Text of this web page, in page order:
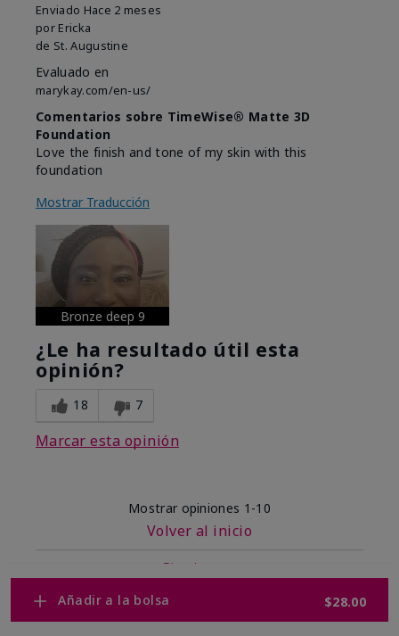
Añadir a la bolsa $28.00
Enviado Hace 2 meses
por Ericka
de St. Augustine
Evaluado en
marykay.com/en-us/
Comentarios sobre TimeWise® Matte 3D
Foundation
Love the finish and tone of my skin with this
foundation
Mostrar Traducción
Bronze deep 9
¿Le ha resultado útil esta
opinión?
18 7
Marcar esta opinión
Mostrar opiniones 1-10
Volver al inicio
Siguiente